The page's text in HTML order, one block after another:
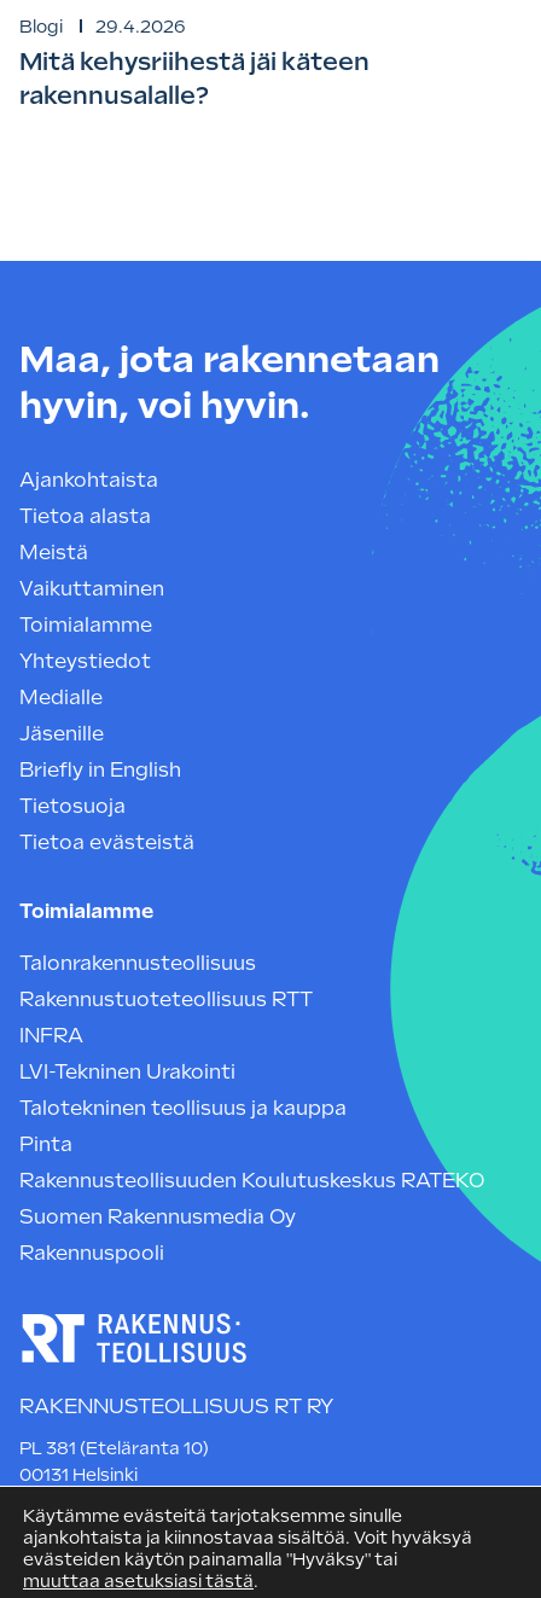
Blogi 29.4.2026
Mitä kehysriihestä jäi käteen
rakennusalalle?
Maa, jota rakennetaan
hyvin, voi hyvin.
Ajankohtaista
Tietoa alasta
Meistä
Vaikuttaminen
Toimialamme
Yhteystiedot
Medialle
Jäsenille
Briefly in English
Tietosuoja
Tietoa evästeistä
Toimialamme
Talonrakennusteollisuus
Rakennustuoteteollisuus RTT
INFRA
LVI-Tekninen Urakointi
Talotekninen teollisuus ja kauppa
Pinta
Rakennusteollisuuden Koulutuskeskus RATEKO
Suomen Rakennusmedia Oy
Rakennuspooli
RAKENNUSTEOLLISUUS RT RY
PL 381 (Eteläranta 10)
00131 Helsinki
rt@rakennusteollisuus.fi
Käytämme evästeitä tarjotaksemme sinulle
ajankohtaista ja kiinnostavaa sisältöä. Voit hyväksyä
evästeiden käytön painamalla "Hyväksy" tai
muuttaa asetuksiasi tästä.